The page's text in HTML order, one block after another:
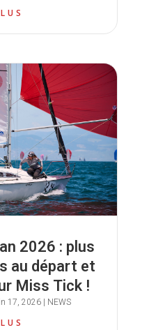
2026 : plus
au départ et
Miss Tick !
17, 2026| NEWS